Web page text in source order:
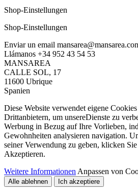
Shop-Einstellungen
Shop-Einstellungen
Enviar un email
Llámanos +34 952 43 54 53
MANSAREA
CALLE SOL, 17
11600 Ubrique
Spanien
Diese Website verwendet eigene
Drittanbietern, um unsereDienste zu
Werbung in Bezug auf Ihre Vorlieben,
Gewohnheiten analysieren navigation.
seiner Verwendung zu geben, klicken
Akzeptieren.
Weitere Informationen Anpassen von
Alle ablehnen Ich akzeptiere